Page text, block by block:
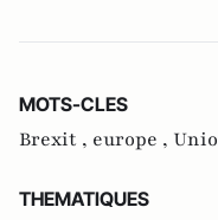
MOTS-CLES
Brexit , europe ,
THEMATIQUES